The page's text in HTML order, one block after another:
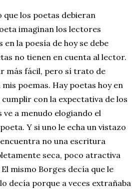
que los poetas debieran
imaginan los lectores
en la poesía de hoy se debe
no tienen en cuenta al lector.
más fácil, pero sí trato de
poemas. Hay poetas hoy en
con la expectativa de los
a menudo elogiando el
Y si uno le echa un vistazo
no una escritura
seca, poco atractiva
mismo Borges decía que le
decía porque a veces extrañaba